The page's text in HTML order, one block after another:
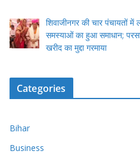
शिवाजीनगर की चार पंचायतों में
समस्याओं का हुआ समाधान;
खरीद का मुद्दा गरमाया
Categories
Bihar
Business